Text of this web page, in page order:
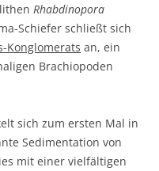
Rhabdinopora
Schiefer schließt sich
Konglomerats an, ein
Brachiopoden
sich zum ersten Mal in
Sedimentation von
mit einer vielfältigen